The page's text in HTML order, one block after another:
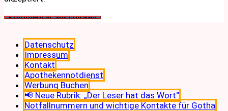
Datenschutz
Impressum
Kontakt
Apothekennotdienst
Werbung Buchen
📢 Neue Rubrik: „Der Leser hat das Wort“
Notfallnummern und wichtige Kontakte für Gotha